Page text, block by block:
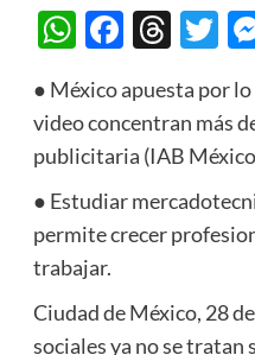
WhatsApp
● México apuesta por
video concentran más
publicitaria (IAB
● Estudiar
permite crecer
trabajar.
Ciudad de México, 28
sociales ya no se tratan